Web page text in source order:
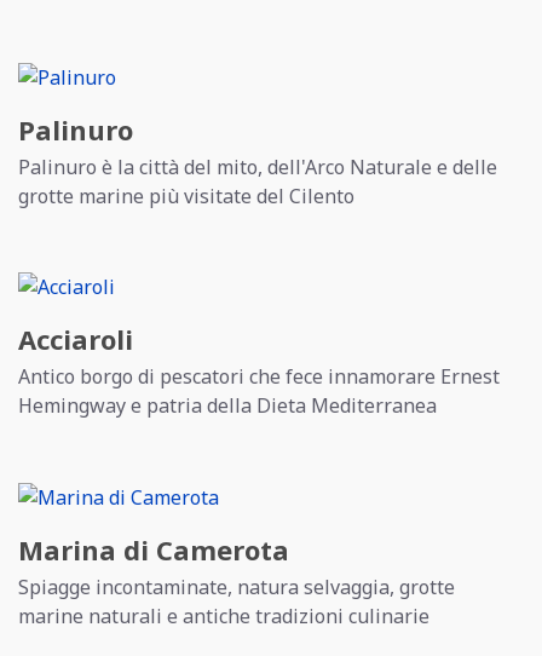
Palinuro
Palinuro è la città del mito, dell'Arco Naturale e delle
grotte marine più visitate del Cilento
Acciaroli
Antico borgo di pescatori che fece innamorare Ernest
Hemingway e patria della Dieta Mediterranea
Marina di Camerota
Spiagge incontaminate, natura selvaggia, grotte
marine naturali e antiche tradizioni culinarie